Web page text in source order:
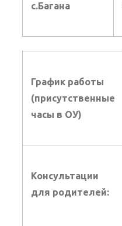
c.Багана
График работы
(присутственные
часы в ОУ)
Консультации
для родителей: